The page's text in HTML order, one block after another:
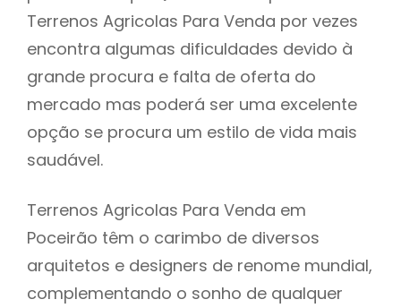
Terrenos Agricolas Para Venda por vezes
encontra algumas dificuldades devido à
grande procura e falta de oferta do
mercado mas poderá ser uma excelente
opção se procura um estilo de vida mais
saudável.
Terrenos Agricolas Para Venda em
Poceirão têm o carimbo de diversos
arquitetos e designers de renome mundial,
complementando o sonho de qualquer